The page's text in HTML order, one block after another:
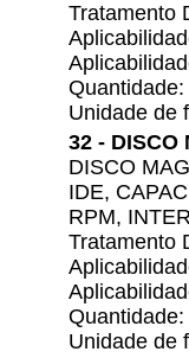
Tratamento
Quantidade:
Unidade de
32 - DISCO
DISCO
IDE,
RPM,
Tratamento
Quantidade:
Unidade de